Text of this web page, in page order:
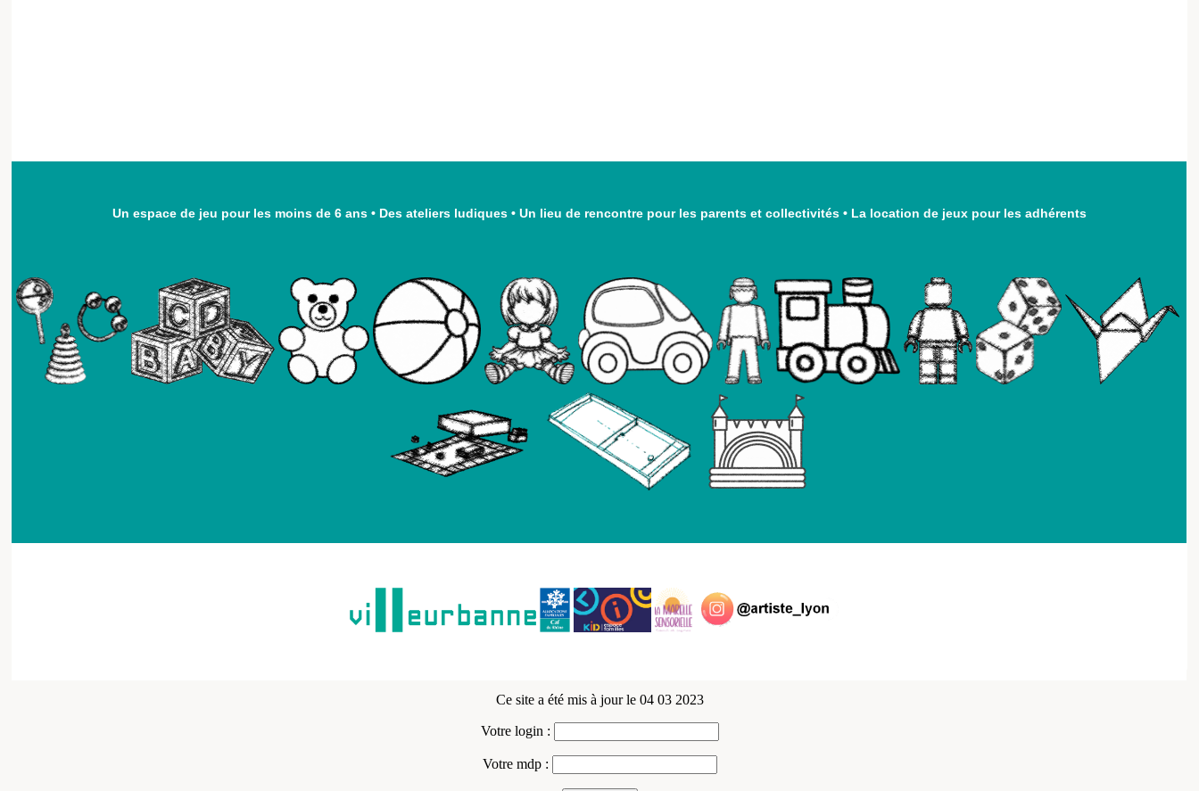
Un espace de jeu pour les moins de 6 ans •Des ateliers ludiques •Un lieu de rencontre pour les parents et collectivités •La location de jeux pour les adhérents
Ce site a été mis à jour le 04 03 2023
Votre login :
Votre mdp :